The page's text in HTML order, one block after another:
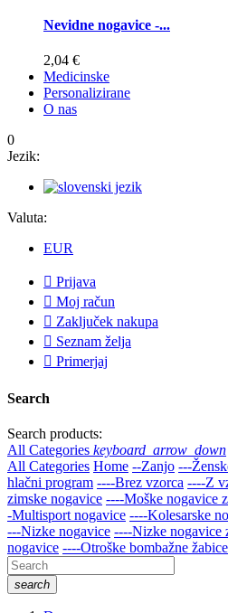
Nevidne nogavice -...
2,04 €
Medicinske
Personalizirane
O nas
0
Jezik:
Valuta:
EUR
 Prijava
 Moj račun
 Zaključek nakupa
 Seznam želja
 Primerjaj
Search
Search products:
All Categories keyboard_arrow_down
All Categories Home --Zanjo ---
hlačni program ----Brez vzorca ----Z
zimske nogavice ----Moške nogavice
-Multisport nogavice ----Kolesarske
---Nizke nogavice ----Nizke nogavice
nogavice ----Otroške bombažne žabice
search